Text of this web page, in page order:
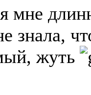
мне
знала,
жуть